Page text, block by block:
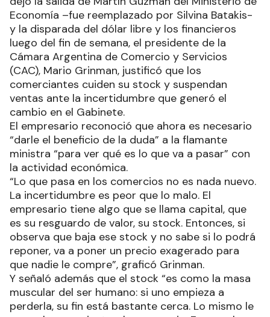
Economía –fue reemplazado por Silvina Batakis-
y la disparada del dólar libre y los financieros
luego del fin de semana, el presidente de la
Cámara Argentina de Comercio y Servicios
(CAC), Mario Grinman, justificó que los
comerciantes cuiden su stock y suspendan
ventas ante la incertidumbre que generó el
cambio en el Gabinete.
El empresario reconoció que ahora es necesario
“darle el beneficio de la duda” a la flamante
ministra “para ver qué es lo que va a pasar” con
la actividad económica.
“Lo que pasa en los comercios no es nada nuevo.
La incertidumbre es peor que lo malo. El
empresario tiene algo que se llama capital, que
es su resguardo de valor, su stock. Entonces, si
observa que baja ese stock y no sabe si lo podrá
reponer, va a poner un precio exagerado para
que nadie le compre”, graficó Grinman.
Y señaló además que el stock “es como la masa
muscular del ser humano: si uno empieza a
perderla, su fin está bastante cerca. Lo mismo le